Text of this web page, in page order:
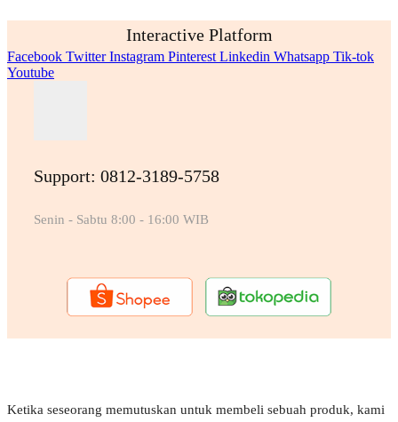
Interactive Platform
Facebook Twitter Instagram Pinterest Linkedin Whatsapp Tik-tok
Youtube
Support: 0812-3189-5758
Senin - Sabtu 8:00 - 16:00 WIB
Ketika seseorang memutuskan untuk membeli sebuah produk, kami